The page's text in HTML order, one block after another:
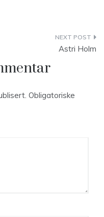
Astri Holm
Obligatoriske